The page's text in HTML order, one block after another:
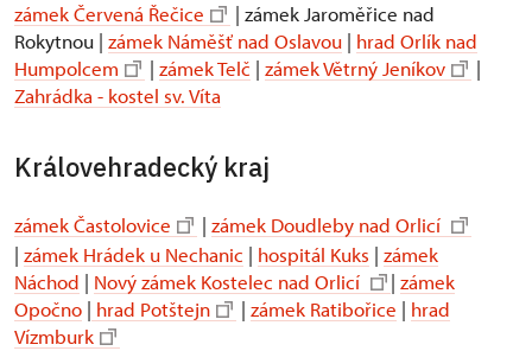
zámek Červená Řečice
| zámek Jaroměřice nad
Rokytnou | zámek Náměšť nad Oslavou | hrad Orlík nad
Humpolcem
| zámek Telč | zámek Větrný Jeníkov
|
Zahrádka - kostel sv. Víta
Královehradecký kraj
zámek Častolovice | zámek Doudleby nad Orlicí
| zámek Hrádek u Nechanic | hospitál Kuks | zámek
Náchod | Nový zámek Kostelec nad Orlicí | zámek
Opočno | hrad Potštejn | zámek Ratibořice | hrad
Vízmburk